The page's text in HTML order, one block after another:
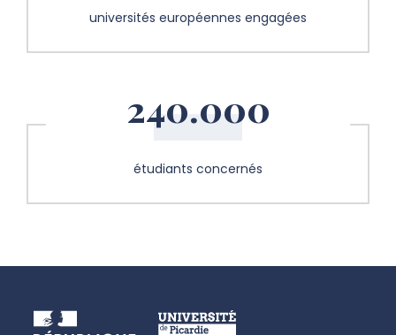
universités européennes engagées
240.000
étudiants concernés